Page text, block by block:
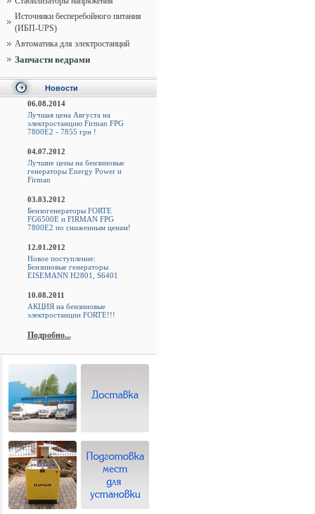
Источники бесперебойного питания
(ИБП-UPS)
Автоматика для электростанций
Запчасти ведрами
Новости
06.08.2014
Лучшая цена Августа на
электростанцию Firman FPG
7800E2 - 7855 грн !
04.07.2012
Лучшие цены на бензиновые
генераторы Energy Power и
Firman
03.03.2012
Бензогенераторы FORTE
FG6500E и FIRMAN FPG
7800E2 по сниженным ценам!
12.01.2012
Новое поступление:
Бензиновые генераторы
EISEMANN H2801, S6401
10.08.2011
АКЦИЯ на бензиновые
электростанции FORTE!!!
Подробно...